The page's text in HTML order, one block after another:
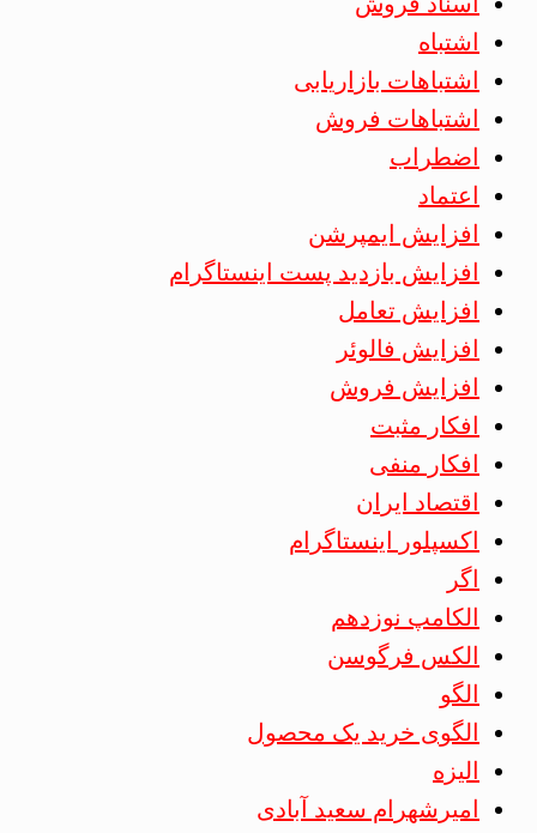
اشتباه
اشتباهات بازاریابی
اشتباهات فروش
اضطراب
اعتماد
افزایش ایمپرشن
افزایش بازدید پست اینستاگرام
افزایش تعامل
افزایش فالوئر
افزایش فروش
افکار مثبت
افکار منفی
اقتصاد ایران
اکسپلور اینستاگرام
اگر
الکامپ نوزدهم
الکس فرگوسن
الگو
الگوی خرید یک محصول
الیزه
امیرشهرام سعید آبادی